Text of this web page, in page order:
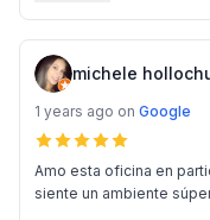
michele
1 years ago on Google
Amo esta oficina en
siente un ambiente